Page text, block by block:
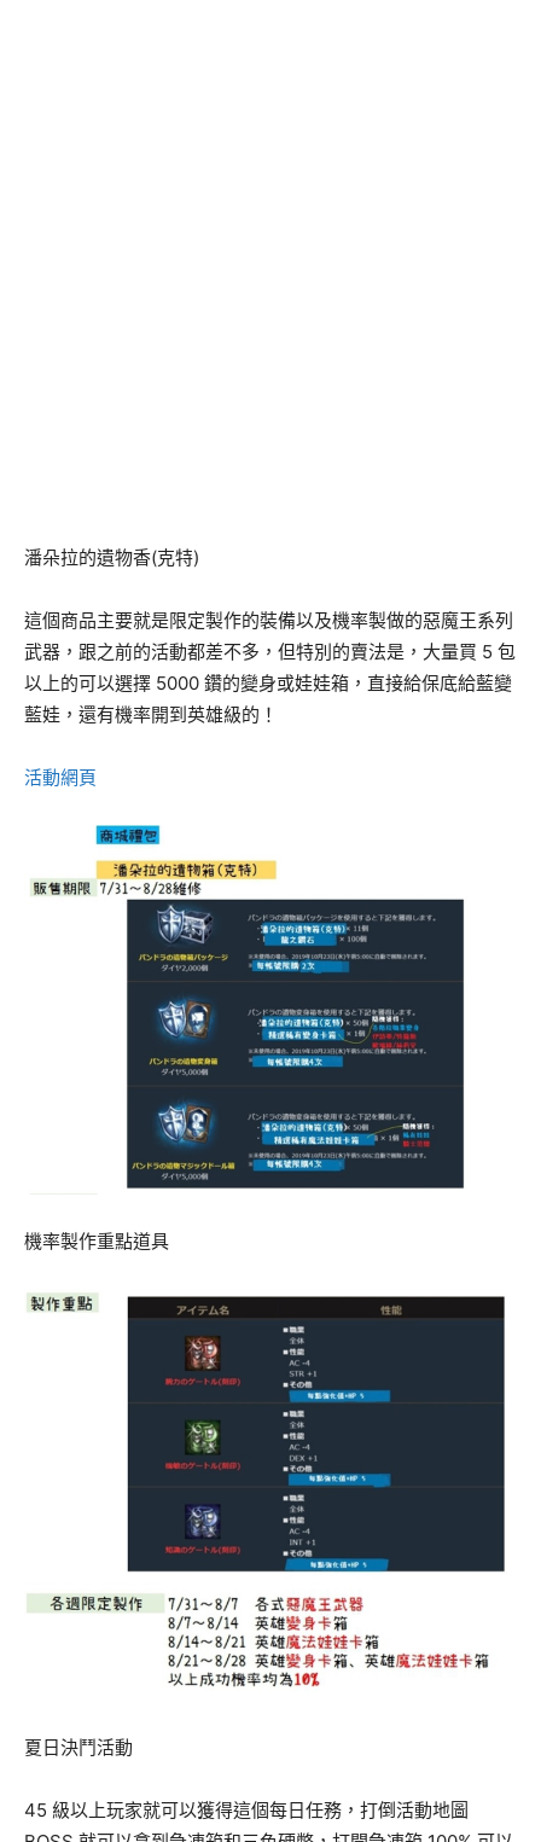
潘朵拉的遺物香(克特)
這個商品主要就是限定製作的裝備以及機率製做的惡魔王系列
武器，跟之前的活動都差不多，但特別的賣法是，大量買 5 包
以上的可以選擇 5000 鑽的變身或娃娃箱，直接給保底給藍變
藍娃，還有機率開到英雄級的！
活動網頁
機率製作重點道具
夏日決鬥活動
45 級以上玩家就可以獲得這個每日任務，打倒活動地圖